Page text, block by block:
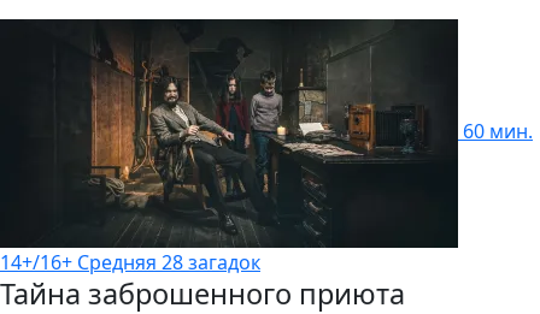
60 мин.
14+/16+ Средняя 28 загадок
Тайна заброшенного приюта